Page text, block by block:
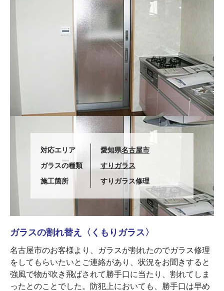
対応エリア 愛知県名古屋市
ガラスの種類
すりガラス
施工箇所
すりガラス修理
ガラスの割れ替え〈くもりガラス〉
名古屋市のお客様より、ガラスが割れたのでガラス修理
をしてもらいたいとご連絡があり、状況をお聞きすると
強風で物が吹き飛ばされて勝手口に当たり、割れてしま
ったとのことでした。防犯上においても、勝手口は早め